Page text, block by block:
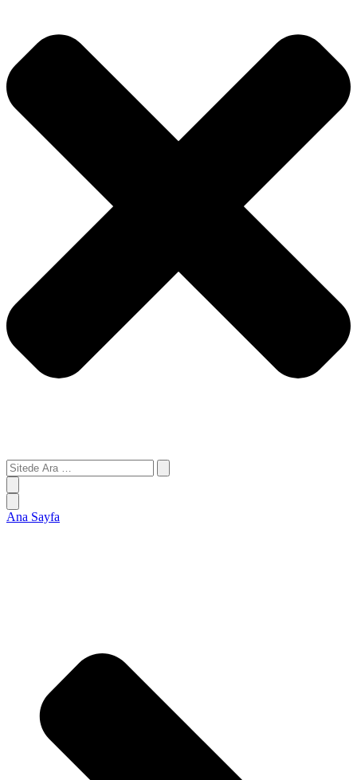
Sitede
Ara
…
Ana Sayfa